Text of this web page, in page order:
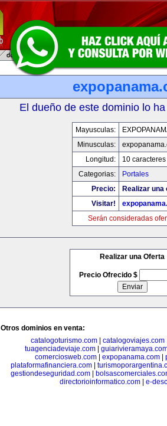
El dueño de este dominio lo
Mayusculas:
Minusculas:
Longitud:
10 caracteres
Categorias:
Portales
Precio:
Realizar una
Visitar!
Serán consideradas
Realizar una Oferta
Precio Ofrecido $
Otros dominios en venta:
catalogoturismo.com
catalogoviajes.com
tuagenciadeviaje.com|
comerciosweb.com
expopanama.com
plataformafinanciera.com
gestiondeseguridad.com
directorioinformatico.com
e-